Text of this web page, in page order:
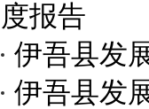
度报告
伊吾县发
伊吾县发